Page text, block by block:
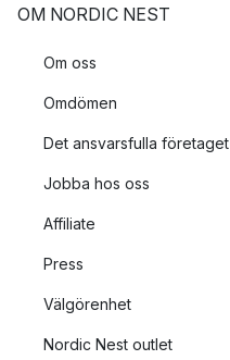
OM NORDIC NEST
Om oss
Omdömen
Det ansvarsfulla företaget
Jobba hos oss
Affiliate
Press
Välgörenhet
Nordic Nest outlet